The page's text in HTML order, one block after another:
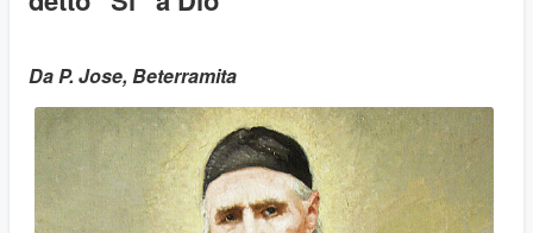
Da P. Jose, Beterramita